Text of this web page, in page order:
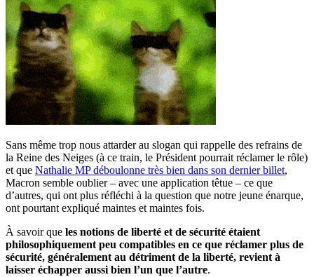
Sans même trop nous attarder au slogan qui rappelle des refrains de
la Reine des Neiges (à ce train, le Président pourrait réclamer le rôle)
et que Nathalie MP déboulonne très bien dans son dernier billet,
Macron semble oublier – avec une application têtue – ce que
d’autres, qui ont plus réfléchi à la question que notre jeune énarque,
ont pourtant expliqué maintes et maintes fois.
À savoir que les notions de liberté et de sécurité étaient
philosophiquement peu compatibles en ce que réclamer plus de
sécurité, généralement au détriment de la liberté, revient à
laisser échapper aussi bien l’un que l’autre.